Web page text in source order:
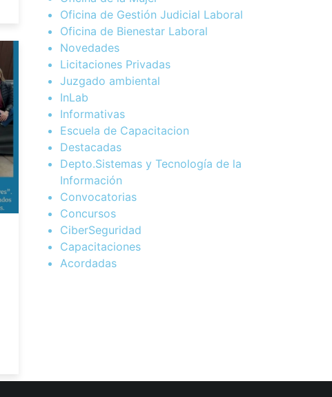
Oficina de Gestión Judicial Laboral
Oficina de Bienestar Laboral
Novedades
Licitaciones Privadas
Juzgado ambiental
InLab
Informativas
Escuela de Capacitacion
Destacadas
Depto.Sistemas y Tecnología de la
Información
Convocatorias
Concursos
CiberSeguridad
Capacitaciones
Acordadas